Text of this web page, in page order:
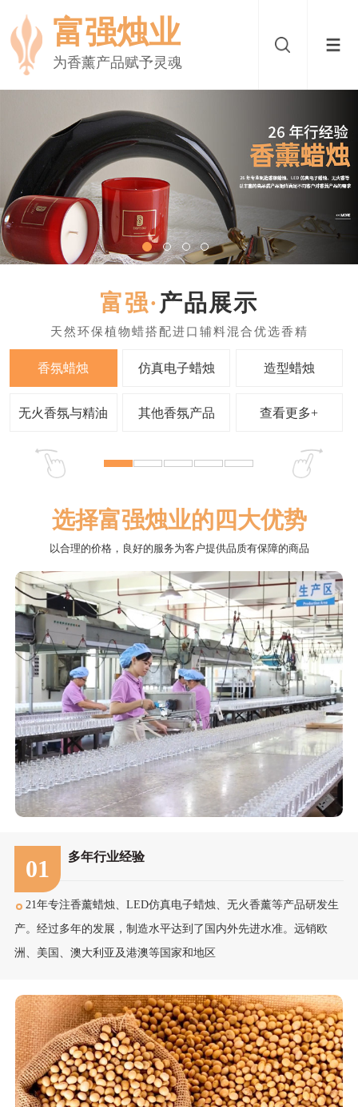
富强烛业
为香薰产品赋予灵魂
产品展示
查看更多+
选择富强烛业的四大优势
以合理的价格，良好的服务为客户提供品质有保障的商品
01 多年行业经验
21年专注香薰蜡烛、LED仿真电子蜡烛、无火香薰等产品研发生
产。经过多年的发展，制造水平达到了国内外先进水准。远销欧
洲、美国、澳大利亚及港澳等国家和地区